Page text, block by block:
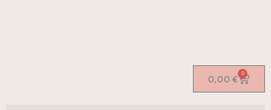
0,00 € 0